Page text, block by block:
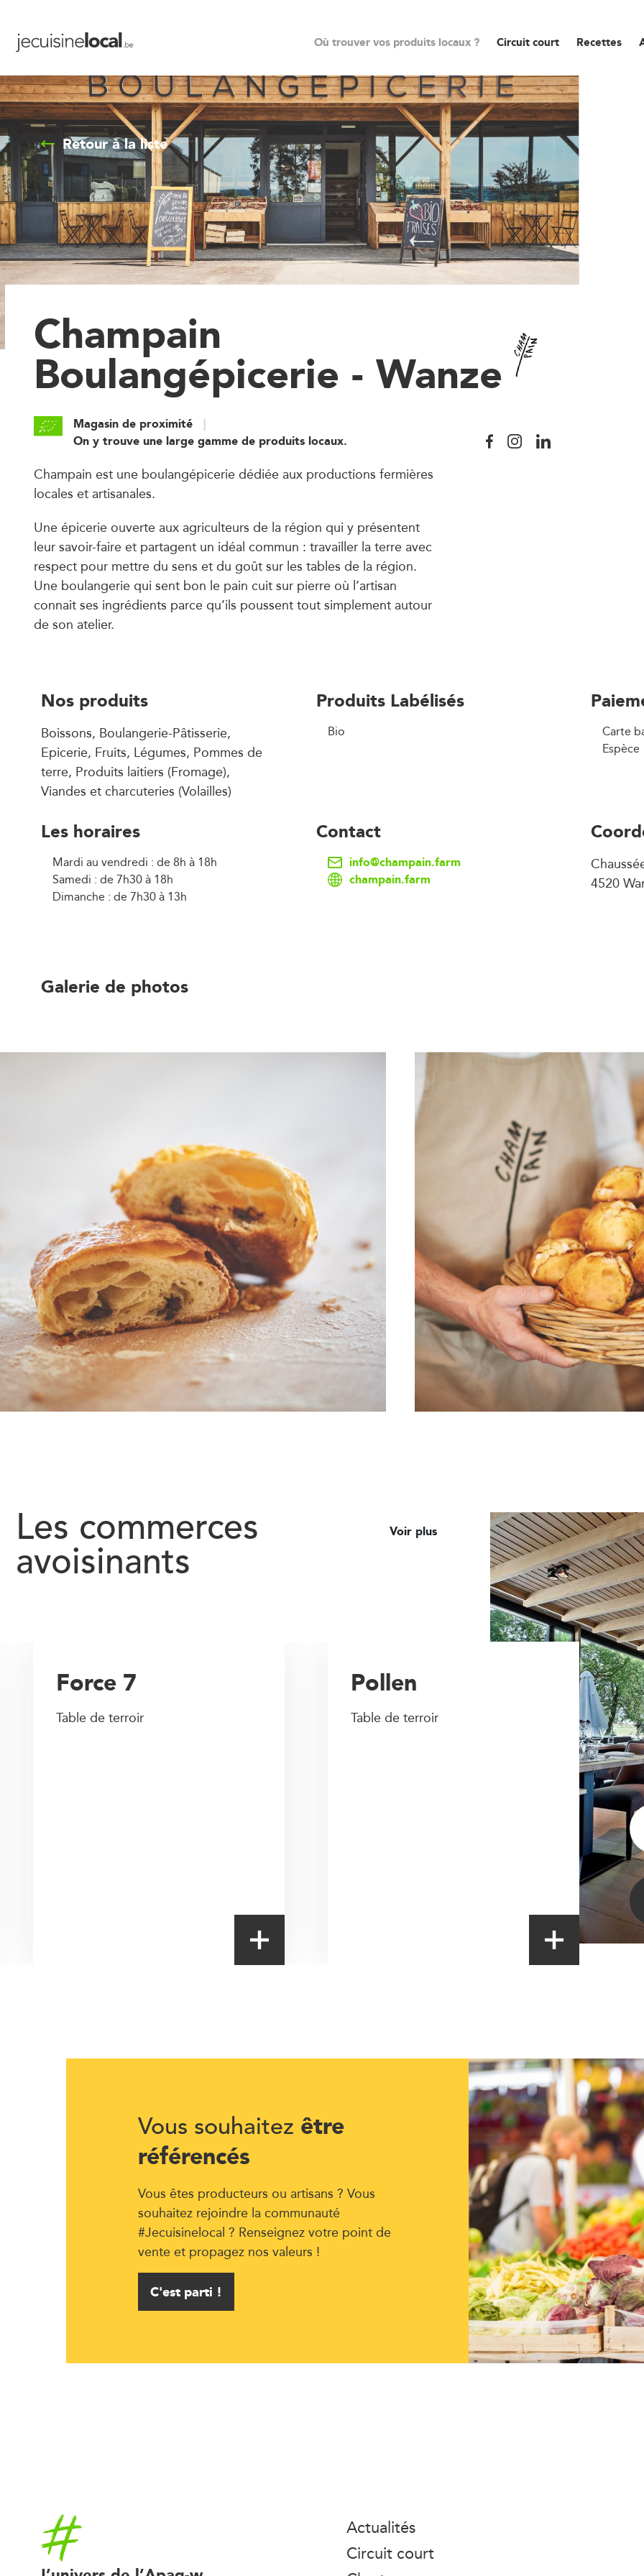
Où trouver vos produits locaux ? Circuit court Recettes
Retour à la liste
Champain
Boulangépicerie - Wanze
Magasin de proximité
On y trouve une large gamme de produits locaux.
Champain est une boulangépicerie dédiée aux productions fermières
locales et artisanales.
Une épicerie ouverte aux agriculteurs de la région qui y présentent
leur savoir-faire et partagent un idéal commun : travailler la terre avec
respect pour mettre du sens et du goût sur les tables de la région.
Une boulangerie qui sent bon le pain cuit sur pierre où l’artisan
connait ses ingrédients parce qu’ils poussent tout simplement autour
de son atelier.
Nos produits
Boissons, Boulangerie-Pâtisserie,
Epicerie, Fruits, Légumes, Pommes de
terre, Produits laitiers (Fromage),
Viandes et charcuteries (Volailles)
Produits Labélisés
Bio
Carte
Espèce
Les horaires
Mardi au vendredi : de 8h à 18h
Samedi : de 7h30 à 18h
Dimanche : de 7h30 à 13h
Contact
info@champain.farm
champain.farm
4520
Galerie de photos
Les commerces
avoisinants
Voir plus
Pollen
Table de terroir
Force 7
Table de terroir
Vous souhaitez être
référencés
Vous êtes producteurs ou artisans ? Vous
souhaitez rejoindre la communauté
#Jecuisinelocal ? Renseignez votre point de
vente et propagez nos valeurs !
C'est parti !
Accueil
Actualités
Circuit court